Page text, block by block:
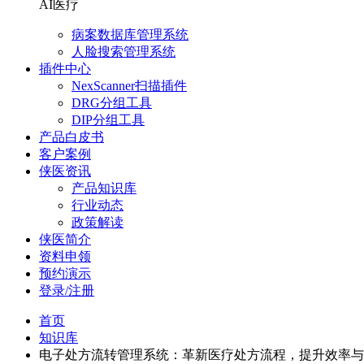
AI医疗
病案数据库管理系统
人脸搜索管理系统
插件中心
NexScanner扫描插件
DRG分组工具
DIP分组工具
产品白皮书
客户案例
侠医资讯
产品知识库
行业动态
政策解读
侠医简介
资料申领
预约演示
登录/注册
首页
知识库
电子处方流转管理系统：革新医疗处方流程，提升效率